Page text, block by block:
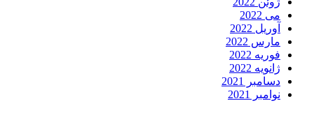
می 2022
آوریل 2022
مارس 2022
فوریه 2022
ژانویه 2022
دسامبر 2021
نوامبر 2021